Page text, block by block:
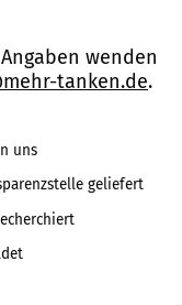
wenden
tanken.de.
uns
geliefert